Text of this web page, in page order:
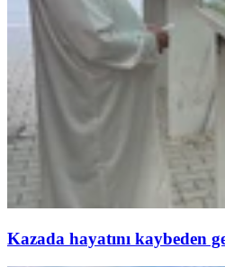
Kazada hayatını kaybeden